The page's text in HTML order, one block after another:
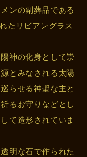
ンの副葬品である
たリビアングラス
神の化身として崇
とみなされる太陽
らせる神聖な主と
るお守りなどとし
て造形されていま
明な石で作られた